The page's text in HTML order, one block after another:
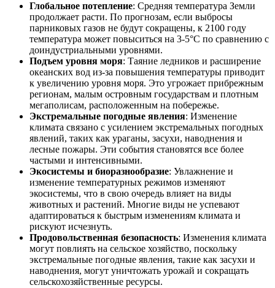
Глобальное потепление: Средняя температура Земли
продолжает расти. По прогнозам, если выбросы
парниковых газов не будут сокращены, к 2100 году
температура может повыситься на 3-5°C по сравнению с
доиндустриальными уровнями.
Подъем уровня моря: Таяние ледников и расширение
океанских вод из-за повышения температуры приводит
к увеличению уровня моря. Это угрожает прибрежным
регионам, малым островным государствам и плотным
мегаполисам, расположенным на побережье.
Экстремальные погодные явления: Изменение
климата связано с усилением экстремальных погодных
явлений, таких как ураганы, засухи, наводнения и
лесные пожары. Эти события становятся все более
частыми и интенсивными.
Экосистемы и биоразнообразие: Увлажнение и
изменение температурных режимов изменяют
экосистемы, что в свою очередь влияет на виды
животных и растений. Многие виды не успевают
адаптироваться к быстрым изменениям климата и
рискуют исчезнуть.
Продовольственная безопасность: Изменения климата
могут повлиять на сельское хозяйство, поскольку
экстремальные погодные явления, такие как засухи и
наводнения, могут уничтожать урожай и сокращать
сельскохозяйственные ресурсы.